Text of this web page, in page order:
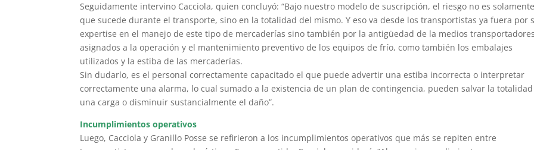
Seguidamente intervino Cacciola, quien concluyó: “Bajo nuestro modelo de suscripción, el riesgo no es
que sucede durante el transporte, sino en la totalidad del mismo. Y eso va desde los transportistas ya fuera por
expertise en el manejo de este tipo de mercaderías sino también por la antigüedad de la medios transportadores
asignados a la operación y el mantenimiento preventivo de los equipos de frío, como también los embalajes
utilizados y la estiba de las mercaderías.
Sin dudarlo, es el personal correctamente capacitado el que puede advertir una estiba incorrecta o interpretar
correctamente una alarma, lo cual sumado a la existencia de un plan de contingencia, pueden salvar la
una carga o disminuir sustancialmente el daño”.
Incumplimientos operativos
Luego, Cacciola y Granillo Posse se refirieron a los incumplimientos operativos que más se repiten entre